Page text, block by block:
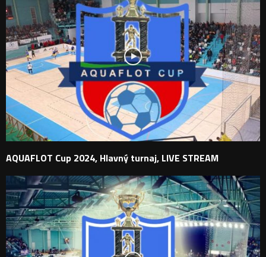
AQUAFLOT Cup 2024, Hlavný turnaj, LIVE STREAM